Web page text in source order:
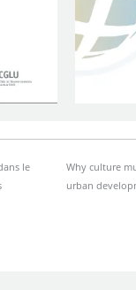
le
Why culture
urban